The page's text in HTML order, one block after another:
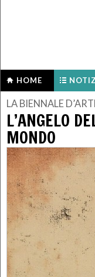
HOME
LA BIENNALE
L’ANGELO
MONDO